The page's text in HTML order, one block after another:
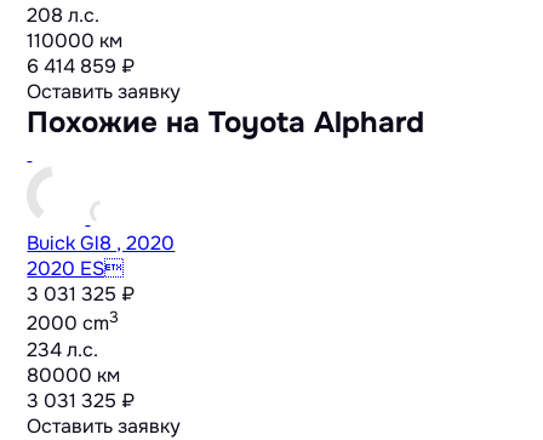
208 л.с.
110000 км
6 414 859 ₽
Оставить заявку
Похожие на Toyota Alphard
Buick Gl8 , 2020
2020 ES
3 031 325 ₽
2000 cm3
234 л.с.
80000 км
3 031 325 ₽
Оставить заявку